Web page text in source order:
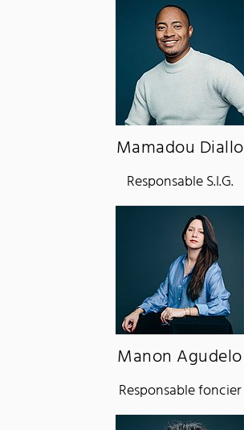
Mamadou Diallo
Responsable S.I.G.
Manon Agudelo
Responsable foncier